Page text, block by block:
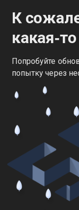
К
Попробуйте
попытку через